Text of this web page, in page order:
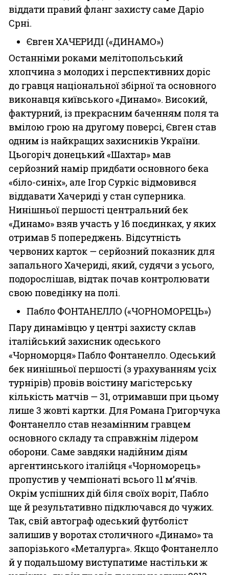
віддати правий фланг захисту саме Даріо
Срні.
Євген ХАЧЕРИДІ («ДИНАМО»)
Останніми роками мелітопольський
хлопчина з молодих і перспективних доріс
до гравця національної збірної та основного
виконавця київського «Динамо». Високий,
фактурний, із прекрасним баченням поля та
вмілою грою на другому поверсі, Євген став
одним із найкращих захисників України.
Цьогоріч донецький «Шахтар» мав
серйозний намір придбати основного бека
«біло-синіх», але Ігор Суркіс відмовився
віддавати Хачериді у стан суперника.
Нинішньої першості центральний бек
«Динамо» взяв участь у 16 поєдинках, у яких
отримав 5 попереджень. Відсутність
червоних карток — серйозний показник для
запального Хачериді, який, судячи з усього,
подорослішав, відтак почав контролювати
свою поведінку на полі.
Пабло ФОНТАНЕЛЛО («ЧОРНОМОРЕЦЬ»)
Пару динамівцю у центрі захисту склав
італійський захисник одеського
«Чорноморця» Пабло Фонтанелло. Одеський
бек нинішньої першості (з урахуванням усіх
турнірів) провів воістину магістерську
кількість матчів — 31, отримавши при цьому
лише 3 жовті картки. Для Романа Григорчука
Фонтанелло став незамінним гравцем
основного складу та справжнім лідером
оборони. Саме завдяки надійним діям
аргентинського італійця «Чорноморець»
пропустив у чемпіонаті всього 11 м’ячів.
Окрім успішних дій біля своїх воріт, Пабло
ще й результативно підключався до чужих.
Так, свій автограф одеський футболіст
залишив у воротах столичного «Динамо» та
запорізького «Металурга». Якщо Фонтанелло
й у подальшому виступатиме настільки ж